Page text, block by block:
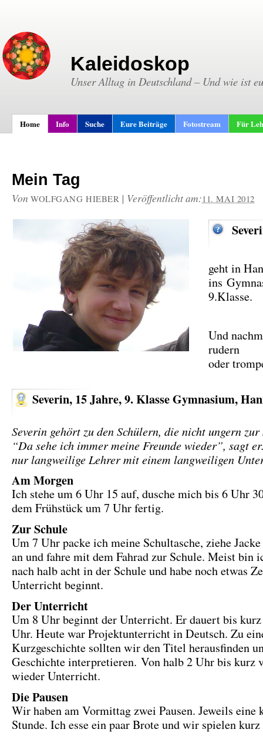
Kaleidoskop
Unser Alltag in Deutschland – Und wie ist
Home Info Suche Eure Beiträge Fotostream Für
Mein Tag
Von WOLFGANG HIEBER | Veröffentlicht am:11. MAI 2012
geht in
ins
9.Klasse.
Und
rudern
oder
Severin, 15 Jahre, 9. Klasse Gymnasium,
Severin gehört zu den Schülern, die nicht ungern zur
“Da sehe ich immer meine Freunde wieder”, sagt
nur langweilige Lehrer mit einem langweiligen
Am Morgen
Ich stehe um 6 Uhr 15 auf, dusche mich bis 6 Uhr
dem Frühstück um 7 Uhr fertig.
Zur Schule
Um 7 Uhr packe ich meine Schultasche, ziehe
an und fahre mit dem Fahrad zur Schule. Meist bin
nach halb acht in der Schule und habe noch etwas
Unterricht beginnt.
Der Unterricht
Um 8 Uhr beginnt der Unterricht. Er dauert bis
Uhr. Heute war Projektunterricht in Deutsch. Zu
Kurzgeschichte sollten wir den Titel herausfinden
Geschichte interpretieren. Von halb 2 Uhr bis kurz
wieder Unterricht.
Die Pausen
Wir haben am Vormittag zwei Pausen. Jeweils eine
Stunde. Ich esse ein paar Brote und wir spielen